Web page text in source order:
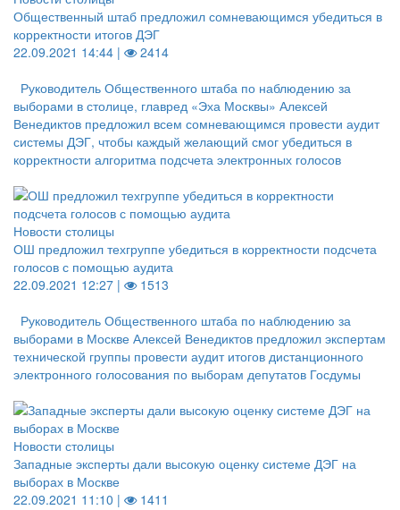
Общественный штаб предложил сомневающимся убедиться в
корректности итогов ДЭГ
22.09.2021 14:44 |
2414
Руководитель Общественного штаба по наблюдению за
выборами в столице, главред «Эха Москвы» Алексей
Венедиктов предложил всем сомневающимся провести аудит
системы ДЭГ, чтобы каждый желающий смог убедиться в
корректности алгоритма подсчета электронных голосов
Новости столицы
ОШ предложил техгруппе убедиться в корректности подсчета
голосов с помощью аудита
22.09.2021 12:27 |
1513
Руководитель Общественного штаба по наблюдению за
выборами в Москве Алексей Венедиктов предложил экспертам
технической группы провести аудит итогов дистанционного
электронного голосования по выборам депутатов Госдумы
Новости столицы
Западные эксперты дали высокую оценку системе ДЭГ на
выборах в Москве
22.09.2021 11:10 |
1411